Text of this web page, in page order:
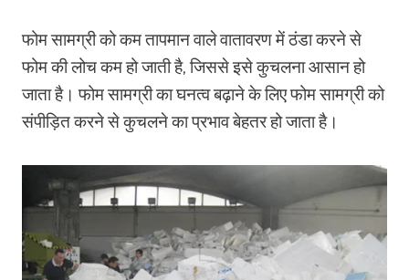
फोम सामग्री को कम तापमान वाले वातावरण में ठंडा करने से
फोम की लोच कम हो जाती है, जिससे इसे कुचलना आसान हो
जाता है। फोम सामग्री का घनत्व बढ़ाने के लिए फोम सामग्री को
संपीड़ित करने से कुचलने का प्रभाव बेहतर हो जाता है।